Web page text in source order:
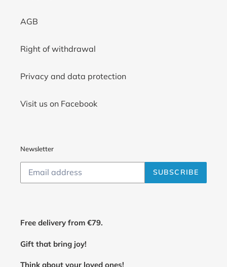
AGB
Right of withdrawal
Privacy and data protection
Visit us on Facebook
Newsletter
SUBSCRIBE
Free delivery from €79.
Gift that bring joy!
Think about your loved ones!